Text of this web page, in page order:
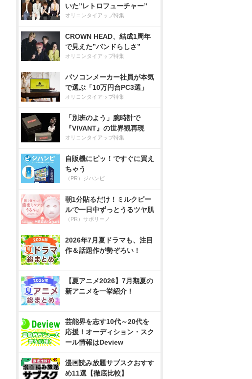
いた”レトロフューチャー”
オリコンタイアップ特集
CROWN HEAD、結成1周年
で見えた”バンドらしさ”
オリコンタイアップ特集
パソコンメーカー社員が本気
で選ぶ「10万円台PC3選」
オリコンタイアップ特集
「別班のよう」腕時計で
『VIVANT』の世界観再現
オリコンタイアップ特集
自販機にピッ！ですぐに買え
ちゃう
（PR）ジハンピ
朝1分貼るだけ！ミルクピー
ルで一日中ずっとうるツヤ肌
（PR）サボリーノ
2026年7月夏ドラマも、注目
作＆話題作が勢ぞろい！
【夏アニメ2026】7月期夏の
新アニメを一挙紹介！
芸能界を志す10代～20代を
応援！オーディション・スク
ール情報はDeview
漫画読み放題サブスクおすす
め11選【徹底比較】